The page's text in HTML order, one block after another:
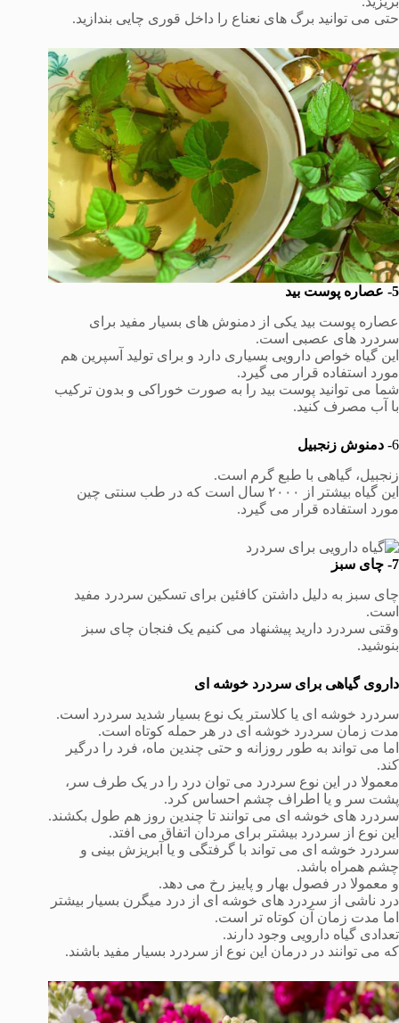
حتی می توانید برگ های نعناع را داخل قوری چایی بندازید.
5- عصاره پوست بید
عصاره پوست بید یکی از دمنوش های بسیار مفید برای
سردرد های عصبی است.
این گیاه خواص دارویی بسیاری دارد و برای تولید آسپرین هم
مورد استفاده قرار می گیرد.
شما می توانید پوست بید را به صورت خوراکی و بدون ترکیب
با آب مصرف کنید.
6- دمنوش زنجبیل
زنجبیل، گیاهی با طبع گرم است.
این گیاه بیشتر از ۲۰۰۰ سال است که در طب سنتی چین
مورد استفاده قرار می گیرد.
7- چای سبز
چای سبز به دلیل داشتن کافئین برای تسکین سردرد مفید
است.
وقتی سردرد دارید پیشنهاد می کنیم یک فنجان چای سبز
بنوشید.
داروی گیاهی برای سردرد خوشه ای
سردرد خوشه ای یا کلاستر یک نوع بسیار شدید سردرد است.
مدت زمان سردرد خوشه ای در هر حمله کوتاه است.
اما می تواند به طور روزانه و حتی چندین ماه، فرد را درگیر
کند.
معمولا در این نوع سردرد می توان درد را در یک طرف سر،
پشت سر و یا اطراف چشم احساس کرد.
سردرد های خوشه ای می توانند تا چندین روز هم طول بکشند.
این نوع از سردرد بیشتر برای مردان اتفاق می افتد.
سردرد خوشه ای می تواند با گرفتگی و یا آبریزش بینی و
چشم همراه باشد.
و معمولا در فصول بهار و پاییز رخ می دهد.
درد ناشی از سردرد های خوشه ای از درد میگرن بسیار بیشتر
اما مدت زمان آن کوتاه تر است.
تعدادی گیاه دارویی وجود دارند.
که می توانند در درمان این نوع از سردرد بسیار مفید باشند.